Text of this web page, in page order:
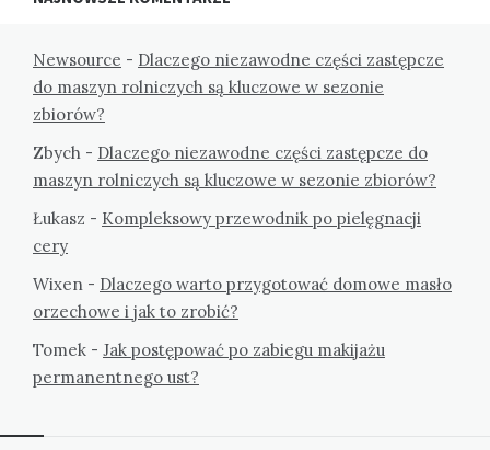
Newsource - Dlaczego niezawodne części zastępcze
do maszyn rolniczych są kluczowe w sezonie
zbiorów?
Zbych - Dlaczego niezawodne części zastępcze do
maszyn rolniczych są kluczowe w sezonie zbiorów?
Łukasz - Kompleksowy przewodnik po pielęgnacji
cery
Wixen - Dlaczego warto przygotować domowe masło
orzechowe i jak to zrobić?
Tomek - Jak postępować po zabiegu makijażu
permanentnego ust?